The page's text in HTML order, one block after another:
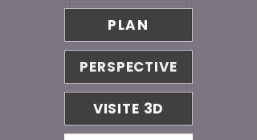
PLAN
PERSPECTIVE
VISITE 3D